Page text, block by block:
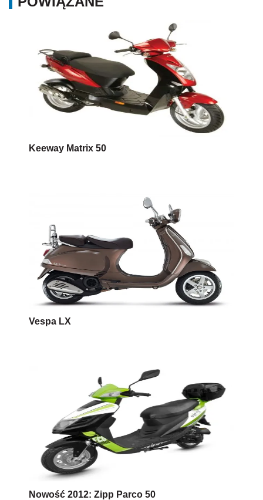
Keeway Matrix 50
Vespa LX
Nowość 2012: Zipp Parco 50